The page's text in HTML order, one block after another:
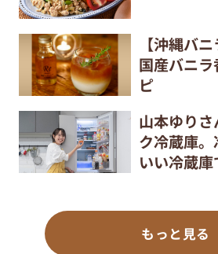
【沖縄バ
国産バニ
ピ
山本ゆり
ク冷蔵庫。
いい冷蔵
もっと見る